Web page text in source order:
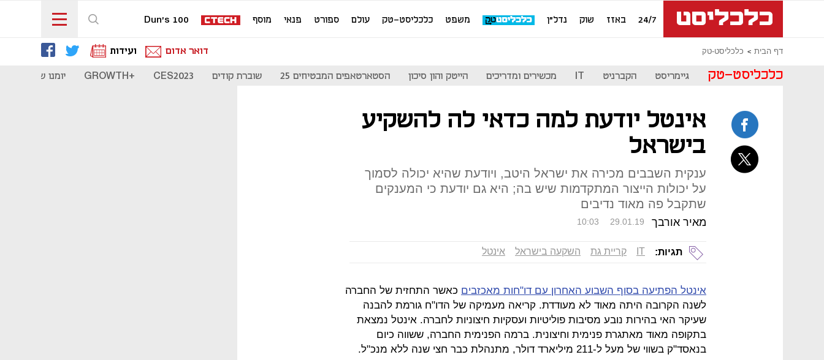
24/7 באזז שוק נדל"ן משפט כלכליסט-טק עולם ספורט פנאי מוסף Dun's 100
דף הבית כלכליסט-טק דואר אדום ועידות
כלכליסט-טק גיימריסט הקברניט IT מכשירים ומדריכים הייטק והון סיכון הסטארטאפים המבטיחים 25 שוברת קודים CES2023
+GROWTH יומנו של
אינטל יודעת למה כדאי לה להשקיע
בישראל
ענקית השבבים מכירה את ישראל היטב, ויודעת שהיא יכולה לסמוך
על יכולות הייצור המתקדמות שיש בה; היא גם יודעת כי המענקים
שתקבל פה מאוד נדיבים
מאיר אורבך 10:03 29.01.19
תגיות: IT קריית גת השקעה בישראל אינטל
אינטל הפתיעה בסוף השבוע האחרון עם דו"חות מאכזבים כאשר התחזית של החברה
לשנה הקרובה היתה מאוד לא מעודדת. קריאה מעמיקה של הדו"ח גורמת להבנה
שעיקר האי בהירות נובע מסיבות פוליטיות ועסקיות חיצוניות לחברה. אינטל נמצאת
בתקופה מאוד מאתגרת פנימית וחיצונית. ברמה הפנימית החברה, ששווה כיום
בנאסד"ק בשווי של מעל ל-211 מיליארד דולר, מתנהלת כבר חצי שנה ללא מנכ"ל.